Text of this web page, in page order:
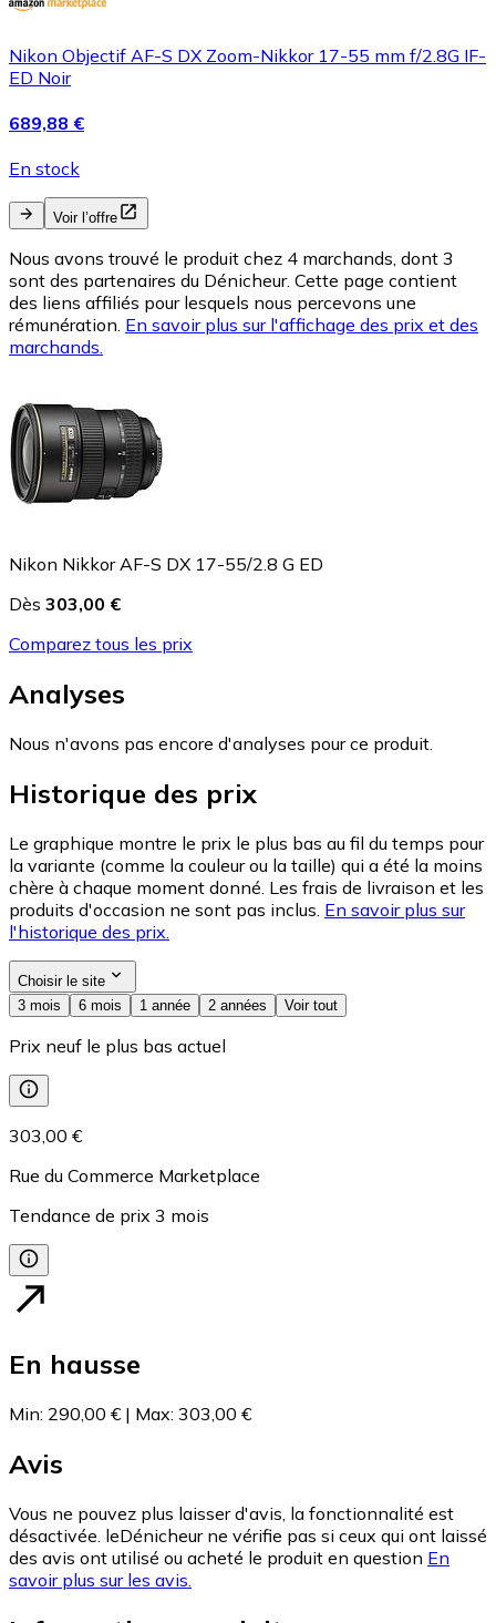
Nikon Objectif AF-S DX Zoom-Nikkor 17-55 mm f/2.8G IF-
ED Noir
689,88 €
En stock
Voir l’offre
Nous avons trouvé le produit chez 4 marchands, dont 3
sont des partenaires du Dénicheur. Cette page contient
des liens affiliés pour lesquels nous percevons une
rémunération. En savoir plus sur l'affichage des prix et des
marchands.
Nikon Nikkor AF-S DX 17-55/2.8 G ED
Dès 303,00 €
Comparez tous les prix
Analyses
Nous n'avons pas encore d'analyses pour ce produit.
Historique des prix
Le graphique montre le prix le plus bas au fil du temps pour
la variante (comme la couleur ou la taille) qui a été la moins
chère à chaque moment donné. Les frais de livraison et les
produits d'occasion ne sont pas inclus. En savoir plus sur
l'historique des prix.
Choisir le site
3 mois
6 mois 1 année 2 années Voir tout
Prix neuf le plus bas actuel
303,00 €
Rue du Commerce Marketplace
Tendance de prix 3 mois
En hausse
Min: 290,00 € | Max: 303,00 €
Avis
Vous ne pouvez plus laisser d'avis, la fonctionnalité est
désactivée. leDénicheur ne vérifie pas si ceux qui ont laissé
des avis ont utilisé ou acheté le produit en question En
savoir plus sur les avis.